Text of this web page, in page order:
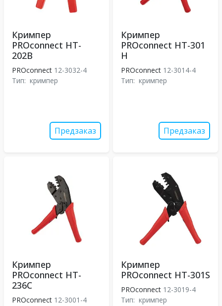
Кримпер
PROconnect HT-
202B
PROconnect 12-3032-4
Тип: кримпер
Предзаказ
Кримпер
PROconnect HT-301
H
PROconnect 12-3014-4
Тип: кримпер
Предзаказ
Кримпер
PROconnect HT-
236C
PROconnect 12-3001-4
Кримпер
PROconnect HT-301S
PROconnect 12-3019-4
Тип: кримпер